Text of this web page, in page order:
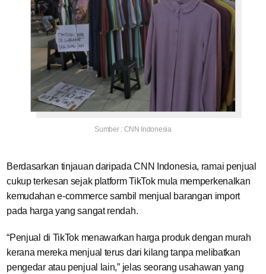
Sumber : CNN Indonesia
Berdasarkan tinjauan daripada CNN Indonesia, ramai penjual
cukup terkesan sejak platform TikTok mula memperkenalkan
kemudahan e-commerce sambil menjual barangan import
pada harga yang sangat rendah.
“Penjual di TikTok menawarkan harga produk dengan murah
kerana mereka menjual terus dari kilang tanpa melibatkan
pengedar atau penjual lain,” jelas seorang usahawan yang